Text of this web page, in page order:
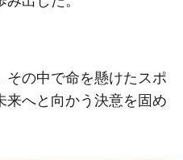
その中で命を懸けたスポ
来へと向かう決意を固め